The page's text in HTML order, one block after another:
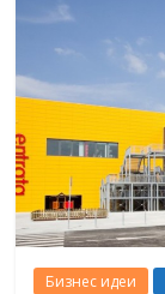
Бизнес идеи